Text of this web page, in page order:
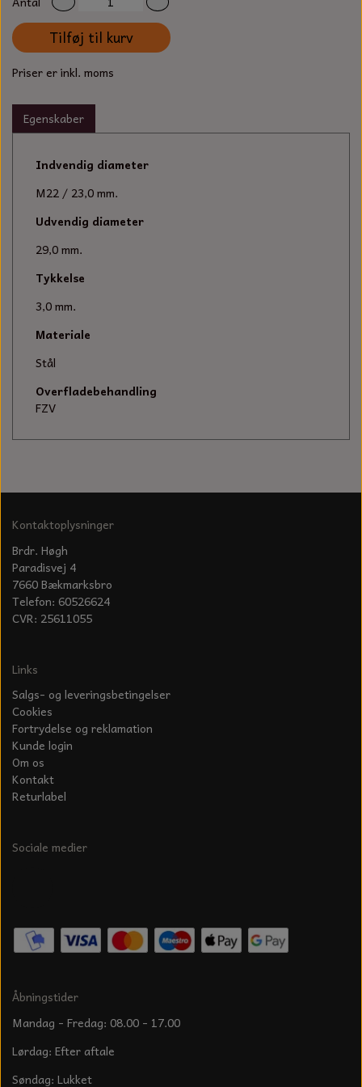
SORTIMENT
TECUMSEH
OLIE TIL SMÅMOTORER & HAVEMASKINER
BENSINSLANGE OG FILTRE
UNIVERSAL KABLER OG TILBEHØR
SMERGELLÆRRED
BATTERILADEAPPARAT
Tilføj til kurv
Priser er inkl. moms
Egenskaber
Indvendig diameter
M22 / 23,0 mm.
Udvendig diameter
29,0 mm.
Tykkelse
3,0 mm.
Materiale
Stål
Overfladebehandling
FZV
Kontaktoplysninger
Brdr. Høgh
Paradisvej 4
7660 Bækmarksbro
Telefon: 60526624
CVR: 25611055
Links
Salgs- og leveringsbetingelser
Cookies
Fortrydelse og reklamation
Kunde login
Om os
Kontakt
Returlabel
Sociale medier
Åbningstider
Mandag - Fredag: 08.00 - 17.00
Lørdag: Efter aftale
Søndag: Lukket